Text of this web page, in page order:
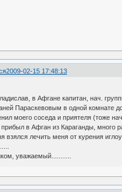
2009-02-15 17:48:13
в Афгане капитан, нач.
Параскевовым в одной комнате
моего соседа и приятеля (тоже
прибыл в Афган из Караганды, много
взялся лечить меня от курения
уважаемый...........